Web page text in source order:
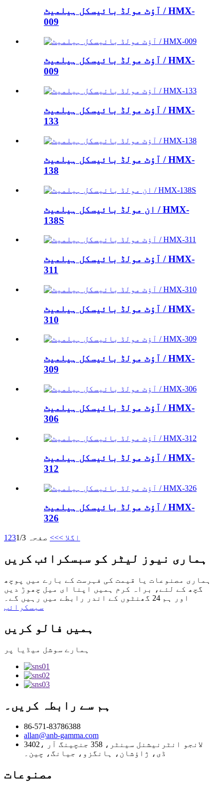
آؤٹ مولڈ بائیسکل ہیلمیٹ / HMX-
009
آؤٹ مولڈ بائیسکل ہیلمیٹ / HMX-
009
آؤٹ مولڈ بائیسکل ہیلمیٹ / HMX-
133
آؤٹ مولڈ بائیسکل ہیلمیٹ / HMX-
138
ان مولڈ بائیسکل ہیلمیٹ / HMX-
138S
آؤٹ مولڈ بائیسکل ہیلمیٹ / HMX-
311
آؤٹ مولڈ بائیسکل ہیلمیٹ / HMX-
310
آؤٹ مولڈ بائیسکل ہیلمیٹ / HMX-
309
آؤٹ مولڈ بائیسکل ہیلمیٹ / HMX-
306
آؤٹ مولڈ بائیسکل ہیلمیٹ / HMX-
312
آؤٹ مولڈ بائیسکل ہیلمیٹ / HMX-
326
1 23 اگلا >>> صفحہ 1/3
ہماری نیوز لیٹر کو سبسکرائب کریں
ہماری مصنوعات یا قیمت کی فہرست کے بارے میں پوچھ
گچھ کے لئے، براہ کرم ہمیں اپنا ای میل چھوڑ دیں
اور ہم 24 گھنٹوں کے اندر رابطے میں رہیں گے۔
سبسکرائب
ہمیں فالو کریں
ہمارے سوشل میڈیا پر
ہم سے رابطہ کریں۔
86-571-83786388
allan@anb-gamma.com
3402، لانجو انٹرنیشنل سینٹر، 358 جنچینگ آر
ڈی، ژاؤشان، ہانگزو، جیانگ، چین۔
مصنوعات